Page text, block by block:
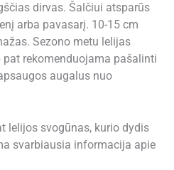
dirvas. Šalčiui atsparūs
arba pavasarį. 10-15 cm
Sezono metu lelijas
rekomenduojama pašalinti
augalus nuo
lelijos svogūnas, kurio dydis
svarbiausia informacija apie